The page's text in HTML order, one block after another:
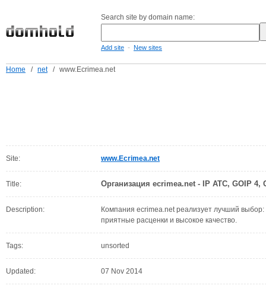
Search site by domain name:
Add site - New sites
Home / net / www.Ecrimea.net
Site: www.Ecrimea.net
Title: Организация ecrimea.net - IP АТС, GOIP 4,
Description:
Компания ecrimea.net реализует лучший
приятные расценки и высокое качество.
Tags: unsorted
Updated: 07 Nov 2014